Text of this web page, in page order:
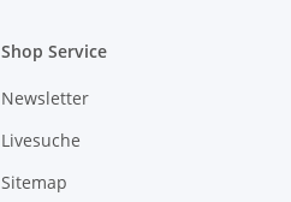
Shop Service
Newsletter
Livesuche
Sitemap